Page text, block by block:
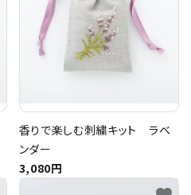
香りで楽しむ刺繍キット ラベ
ンダー
3,080円